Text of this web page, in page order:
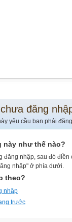
đăng
yêu cầu bạn phải
này như thế nào?
đăng nhập, sau đó
nhập" ở phía dưới.
theo?
nhập
trước